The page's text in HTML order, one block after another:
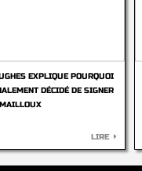
EXPLIQUE POURQUOI
DÉCIDÉ DE SIGNER
LIRE